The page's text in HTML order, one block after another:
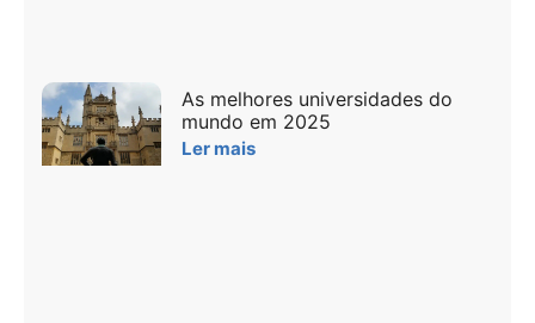
As melhores universidades do
mundo em 2025
Ler mais